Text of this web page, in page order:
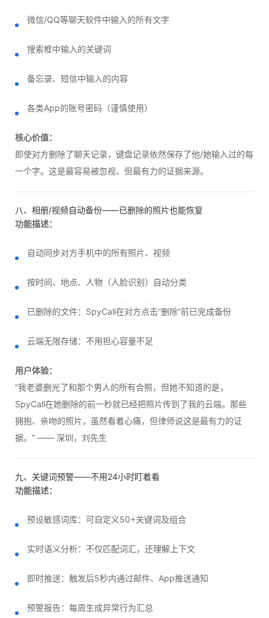
微信/QQ等聊天软件中输入的所有文字
搜索框中输入的关键词
备忘录、短信中输入的内容
各类App的账号密码（谨慎使用）
核心价值：
即使对方删除了聊天记录，键盘记录依然保存了他/她输入过的每
一个字。这是最容易被忽视、但最有力的证据来源。
八、相册/视频自动备份——已删除的照片也能恢复
功能描述：
自动同步对方手机中的所有照片、视频
按时间、地点、人物（人脸识别）自动分类
已删除的文件：SpyCall在对方点击“删除”前已完成备份
云端无限存储：不用担心容量不足
用户体验：
“我老婆删光了和那个男人的所有合照，但她不知道的是，
SpyCall在她删除的前一秒就已经把照片传到了我的云端。那些
拥抱、亲吻的照片，虽然看着心痛，但律师说这是最有力的证
据。” —— 深圳，刘先生
九、关键词预警——不用24小时盯着看
功能描述：
预设敏感词库：可自定义50+关键词及组合
实时语义分析：不仅匹配词汇，还理解上下文
即时推送：触发后5秒内通过邮件、App推送通知
预警报告：每周生成异常行为汇总